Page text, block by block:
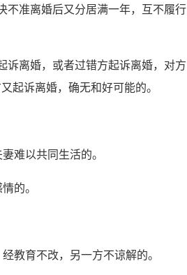
准离婚后又分居满一年，互不履行
离婚，或者过错方起诉离婚，对方
起诉离婚，确无和好可能的。
难以共同生活的。
的。
育不改，另一方不谅解的。